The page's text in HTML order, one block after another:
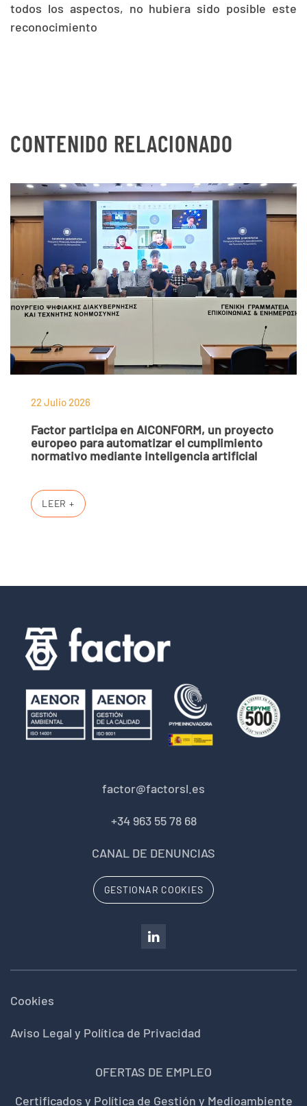
todos los aspectos, no hubiera sido posible este
reconocimiento
CONTENIDO RELACIONADO
22 Julio 2026
Factor participa en AICONFORM, un proyecto
europeo para automatizar el cumplimiento
normativo mediante inteligencia artificial
LEER +
factor@factorsl.es
+34 963 55 78 68
CANAL DE DENUNCIAS
GESTIONAR COOKIES
Cookies
Aviso Legal y Política de Privacidad
OFERTAS DE EMPLEO
Certificados y Política de Gestión y Medioambiente